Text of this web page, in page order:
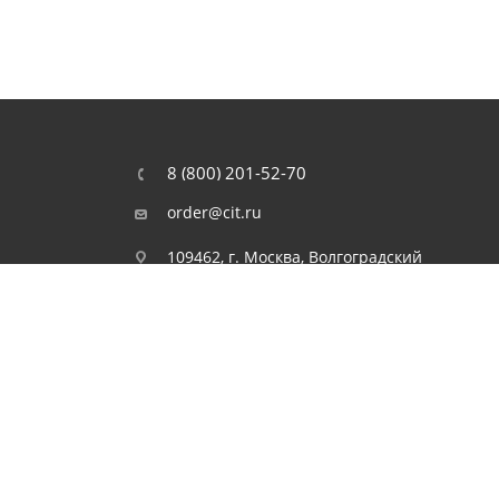
8 (800) 201-52-70
order@cit.ru
109462, г. Москва, Волгоградский